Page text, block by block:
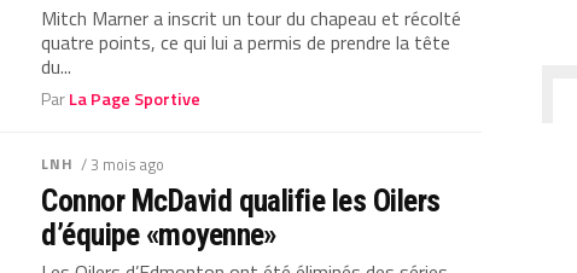
Mitch Marner a inscrit un tour du chapeau et récolté
quatre points, ce qui lui a permis de prendre la tête
du...
ParLa Page Sportive
LNH / 3 mois ago
Connor McDavid qualifie les Oilers
d’équipe «moyenne»